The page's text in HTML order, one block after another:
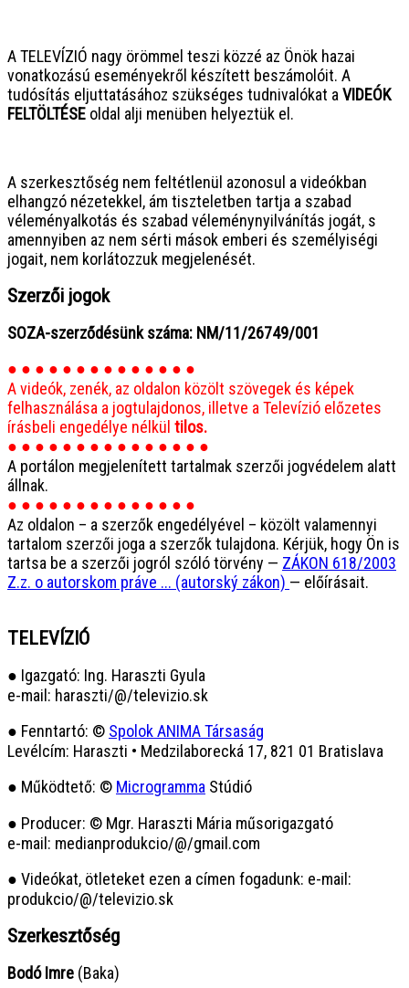
A TELEVÍZIÓ nagy örömmel teszi közzé az Önök hazai
vonatkozású eseményekről készített beszámolóit. A
tudósítás eljuttatásához szükséges tudnivalókat aVIDEÓK
FELTÖLTÉSE oldal alji menüben helyeztük el.
A szerkesztőség nem feltétlenül azonosul a videókban
elhangzó nézetekkel, ám tiszteletben tartja a szabad
véleményalkotás és szabad véleménynyilvánítás jogát, s
amennyiben az nem sérti mások emberi és személyiségi
jogait, nem korlátozzuk megjelenését.
Szerzői jogok
SOZA-szerződésünk száma: NM/11/26749/001
● ● ● ● ● ● ● ● ● ● ● ● ● ●
A videók, zenék, az oldalon közölt szövegek és képek
felhasználása a jogtulajdonos, illetve a Televízió előzetes
írásbeli engedélye nélkül tilos.
● ● ● ● ● ● ● ● ● ● ● ● ● ● ●
A portálon megjelenített tartalmak szerzői jogvédelem alatt
állnak.
● ● ● ● ● ● ● ● ● ● ● ● ● ●
Az oldalon – a szerzők engedélyével – közölt valamennyi
tartalom szerzői joga a szerzők tulajdona. Kérjük, hogy Ön is
tartsa be a szerzői jogról szóló törvény — ZÁKON 618/2003
Z.z. o autorskom práve ... (autorský zákon) — előírásait.
TELEVÍZIÓ
● Igazgató: Ing. Haraszti Gyula
e-mail: haraszti/@/televizio.sk
● Fenntartó: © Spolok ANIMA Társaság
Levélcím: Haraszti • Medzilaborecká 17, 821 01 Bratislava
● Működtető: © Microgramma Stúdió
● Producer: © Mgr. Haraszti Mária műsorigazgató
e-mail: medianprodukcio/@/gmail.com
● Videókat, ötleteket ezen a címen fogadunk: e-mail:
produkcio/@/televizio.sk
Szerkesztőség
Bodó Imre (Baka)